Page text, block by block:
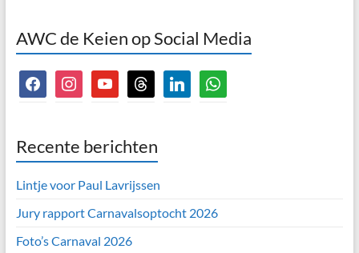
AWC de Keien op Social Media
facebookinstagramyoutubethreads linkedinwhatsapp
Recente berichten
Lintje voor Paul Lavrijssen
Jury rapport Carnavalsoptocht 2026
Foto’s Carnaval 2026